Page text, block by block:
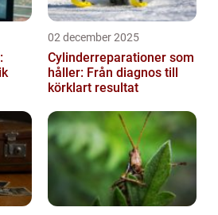
02 december 2025
Cylinderreparationer som
håller: Från diagnos till
körklart resultat